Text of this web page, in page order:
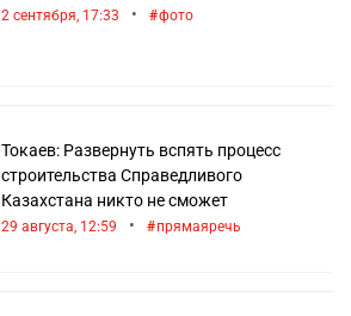
2 сентября, 17:33 • фото
Токаев: Развернуть вспять процесс
строительства Справедливого
Казахстана никто не сможет
29 августа, 12:59 • прямаяречь